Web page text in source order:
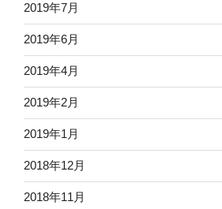
2019年7月
2019年6月
2019年4月
2019年2月
2019年1月
2018年12月
2018年11月